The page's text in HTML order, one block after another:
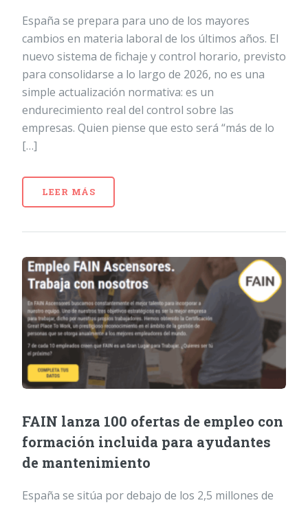
España se prepara para uno de los mayores
cambios en materia laboral de los últimos años. El
nuevo sistema de fichaje y control horario, previsto
para consolidarse a lo largo de 2026, no es una
simple actualización normativa: es un
endurecimiento real del control sobre las
empresas. Quien piense que esto será “más de lo
[…]
LEER MÁS
FAIN lanza 100 ofertas de empleo con
formación incluida para ayudantes
de mantenimiento
España se sitúa por debajo de los 2,5 millones de